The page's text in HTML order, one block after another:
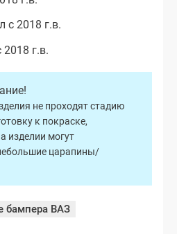
с 2018 г.в.
2018 г.в.
не проходят стадию
к покраске,
изделии могут
царапины/
бампера ВАЗ